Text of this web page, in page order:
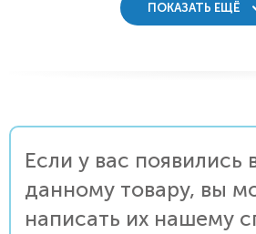
ПОКАЗАТЬ ЕЩЁ
Если у вас появились
данному товару, вы
написать их нашему